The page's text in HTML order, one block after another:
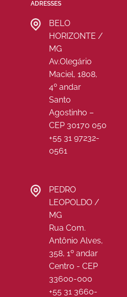
ADRESSES
BELO
HORIZONTE /
MG
Av.Olegário
Maciel, 1808,
4º andar
Santo
Agostinho –
CEP 30170 050
+55 31 97232-
0561
PEDRO
LEOPOLDO /
MG
Rua Com.
Antônio Alves,
358, 1º andar
Centro - CEP
33600-000
+55 31 3660-